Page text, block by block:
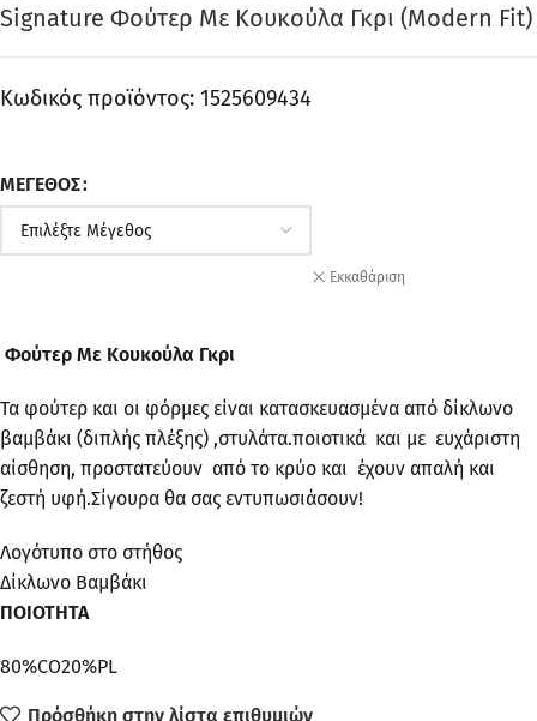
Signature Φούτερ Με Κουκούλα Γκρι (Modern Fit)
Κωδικός προϊόντος: 1525609434
ΜΈΓΕΘΟΣ
Εκκαθάριση
Φούτερ Με Κουκούλα Γκρι
Τα φούτερ και οι φόρμες είναι κατασκευασμένα από δίκλωνο
βαμβάκι (διπλής πλέξης) ,στυλάτα.ποιοτικά και με ευχάριστη
αίσθηση, προστατεύουν από το κρύο και έχουν απαλή και
ζεστή υφή.Σίγουρα θα σας εντυπωσιάσουν!
Λογότυπο στο στήθος
Δίκλωνο Βαμβάκι
ΠΟΙΟΤΗΤΑ
80%CO20%PL
Πρόσθήκη στην λίστα επιθυμιών